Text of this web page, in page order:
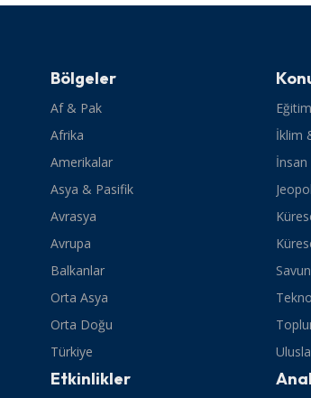
Bölgeler
Af & Pak
Afrika
Amerikalar
Asya & Pasifik
Avrasya
Avrupa
Balkanlar
Orta Asya
Orta Doğu
Türkiye
Etkinlikler
Eğitim
İklim